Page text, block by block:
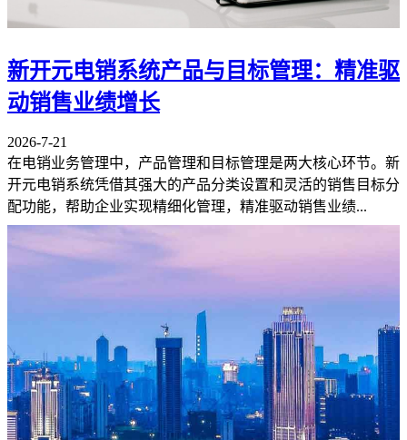
新开元电销系统产品与目标管理：精准驱
动销售业绩增长
2026-7-21
在电销业务管理中，产品管理和目标管理是两大核心环节。新
开元电销系统凭借其强大的产品分类设置和灵活的销售目标分
配功能，帮助企业实现精细化管理，精准驱动销售业绩...